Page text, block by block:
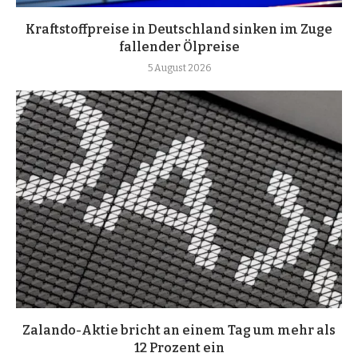
Kraftstoffpreise in Deutschland sinken im Zuge
fallender Ölpreise
5 August 2026
Zalando-Aktie bricht an einem Tag um mehr als
12 Prozent ein